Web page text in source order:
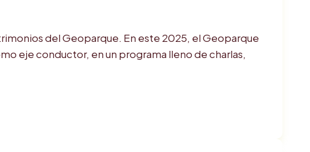
del Geoparque. En este 2025, el Geoparque
eje conductor, en un programa lleno de charlas,